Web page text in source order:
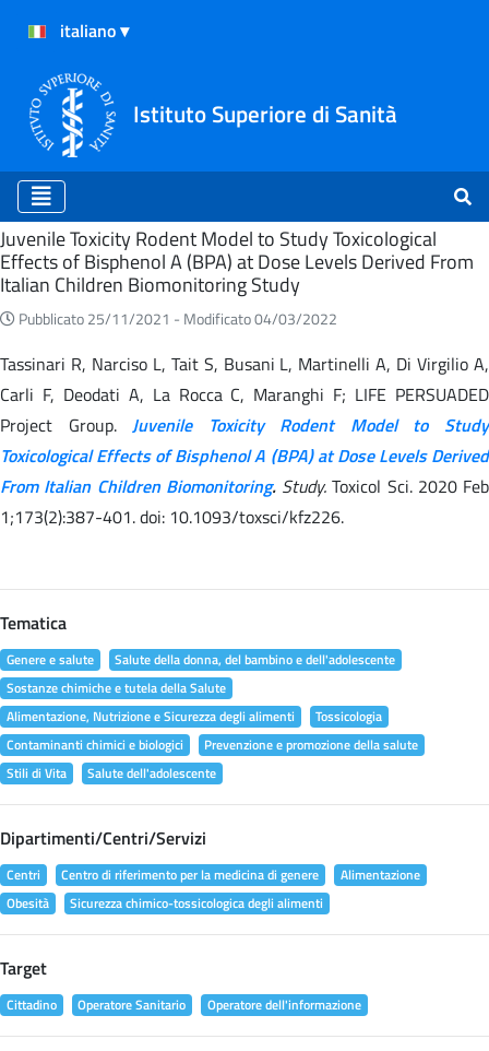
Istituto Superiore di Sanità
Home
Juvenile Toxicity Rodent Model to Study Toxicological
Effects of Bisphenol A (BPA) at Dose Levels Derived From
Italian Children Biomonitoring Study
Pubblicato 25/11/2021 - Modificato 04/03/2022
Tassinari R, Narciso L, Tait S, Busani L, Martinelli A, Di Virgilio A,
Carli F, Deodati A, La Rocca C, Maranghi F; LIFE PERSUADED
Project Group.Juvenile Toxicity Rodent Model to Study
Toxicological Effects of Bisphenol A (BPA) at Dose Levels Derived
From Italian Children Biomonitoring.Study. Toxicol Sci. 2020 Feb
1;173(2):387-401. doi: 10.1093/toxsci/kfz226.
Tematica
Genere e salute
Salute della donna, del bambino e dell'adolescente
Sostanze chimiche e tutela della Salute
Alimentazione, Nutrizione e Sicurezza degli alimenti
Tossicologia
Contaminanti chimici e biologici
Prevenzione e promozione della salute
Stili di Vita
Salute dell'adolescente
Dipartimenti/Centri/Servizi
Centri Centro di riferimento per la medicina di genere
Alimentazione
Obesità
Sicurezza chimico-tossicologica degli alimenti
Target
Cittadino Operatore Sanitario Operatore dell'informazione